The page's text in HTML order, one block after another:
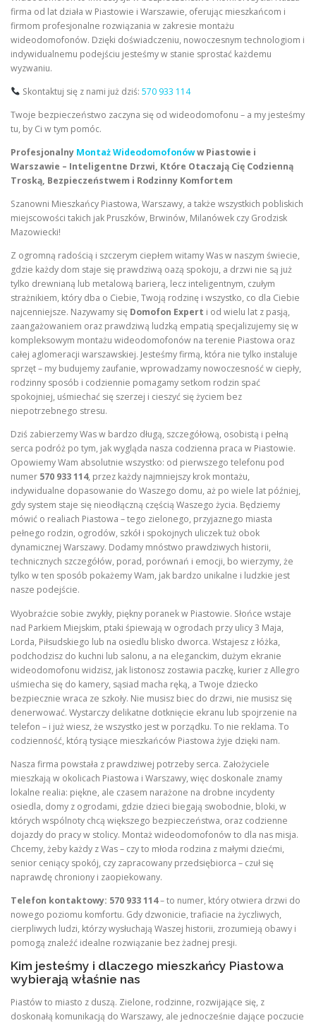
firma od lat działa w Piastowie i Warszawie, oferując mieszkańcom i
firmom profesjonalne rozwiązania w zakresie montażu
wideodomofonów. Dzięki doświadczeniu, nowoczesnym technologiom i
indywidualnemu podejściu jesteśmy w stanie sprostać każdemu
wyzwaniu.
Skontaktuj się z nami już dziś: 570 933 114
Twoje bezpieczeństwo zaczyna się od wideodomofonu – a my jesteśmy
tu, by Ci w tym pomóc.
Profesjonalny Montaż Wideodomofonóww Piastowie i
Warszawie – Inteligentne Drzwi, Które Otaczają Cię Codzienną
Troską, Bezpieczeństwem i Rodzinny Komfortem
Szanowni Mieszkańcy Piastowa, Warszawy, a także wszystkich pobliskich
miejscowości takich jak Pruszków, Brwinów, Milanówek czy Grodzisk
Mazowiecki!
Z ogromną radością i szczerym ciepłem witamy Was w naszym świecie,
gdzie każdy dom staje się prawdziwą oazą spokoju, a drzwi nie są już
tylko drewnianą lub metalową barierą, lecz inteligentnym, czułym
strażnikiem, który dba o Ciebie, Twoją rodzinę i wszystko, co dla Ciebie
najcenniejsze. Nazywamy się Domofon Expert i od wielu lat z pasją,
zaangażowaniem oraz prawdziwą ludzką empatią specjalizujemy się w
kompleksowym montażu wideodomofonów na terenie Piastowa oraz
całej aglomeracji warszawskiej. Jesteśmy firmą, która nie tylko instaluje
sprzęt – my budujemy zaufanie, wprowadzamy nowoczesność w ciepły,
rodzinny sposób i codziennie pomagamy setkom rodzin spać
spokojniej, uśmiechać się szerzej i cieszyć się życiem bez
niepotrzebnego stresu.
Dziś zabierzemy Was w bardzo długą, szczegółową, osobistą i pełną
serca podróż po tym, jak wygląda nasza codzienna praca w Piastowie.
Opowiemy Wam absolutnie wszystko: od pierwszego telefonu pod
numer 570 933 114, przez każdy najmniejszy krok montażu,
indywidualne dopasowanie do Waszego domu, aż po wiele lat później,
gdy system staje się nieodłączną częścią Waszego życia. Będziemy
mówić o realiach Piastowa – tego zielonego, przyjaznego miasta
pełnego rodzin, ogrodów, szkół i spokojnych uliczek tuż obok
dynamicznej Warszawy. Dodamy mnóstwo prawdziwych historii,
technicznych szczegółów, porad, porównań i emocji, bo wierzymy, że
tylko w ten sposób pokażemy Wam, jak bardzo unikalne i ludzkie jest
nasze podejście.
Wyobraźcie sobie zwykły, piękny poranek w Piastowie. Słońce wstaje
nad Parkiem Miejskim, ptaki śpiewają w ogrodach przy ulicy 3 Maja,
Lorda, Piłsudskiego lub na osiedlu blisko dworca. Wstajesz z łóżka,
podchodzisz do kuchni lub salonu, a na eleganckim, dużym ekranie
wideodomofonu widzisz, jak listonosz zostawia paczkę, kurier z Allegro
uśmiecha się do kamery, sąsiad macha ręką, a Twoje dziecko
bezpiecznie wraca ze szkoły. Nie musisz biec do drzwi, nie musisz się
denerwować. Wystarczy delikatne dotknięcie ekranu lub spojrzenie na
telefon – i już wiesz, że wszystko jest w porządku. To nie reklama. To
codzienność, którą tysiące mieszkańców Piastowa żyje dzięki nam.
Nasza firma powstała z prawdziwej potrzeby serca. Założyciele
mieszkają w okolicach Piastowa i Warszawy, więc doskonale znamy
lokalne realia: piękne, ale czasem narażone na drobne incydenty
osiedla, domy z ogrodami, gdzie dzieci biegają swobodnie, bloki, w
których wspólnoty chcą większego bezpieczeństwa, oraz codzienne
dojazdy do pracy w stolicy. Montaż wideodomofonów to dla nas misja.
Chcemy, żeby każdy z Was – czy to młoda rodzina z małymi dziećmi,
senior ceniący spokój, czy zapracowany przedsiębiorca – czuł się
naprawdę chroniony i zaopiekowany.
Telefon kontaktowy: 570 933 114– to numer, który otwiera drzwi do
nowego poziomu komfortu. Gdy dzwonicie, trafiacie na życzliwych,
cierpliwych ludzi, którzy wysłuchają Waszej historii, zrozumieją obawy i
pomogą znaleźć idealne rozwiązanie bez żadnej presji.
Kim jesteśmy i dlaczego mieszkańcy Piastowa
wybierają właśnie nas
Piastów to miasto z duszą. Zielone, rodzinne, rozwijające się, z
doskonałą komunikacją do Warszawy, ale jednocześnie dające poczucie